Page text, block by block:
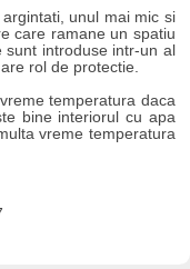
unul mai mic si
care ramane un spatiu
introduse intr-un al
rol de protectie.
temperatura daca
bine interiorul cu apa
vreme temperatura